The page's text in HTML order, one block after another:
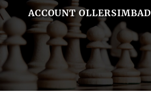
ACCOUNT OLLERSIMBAD